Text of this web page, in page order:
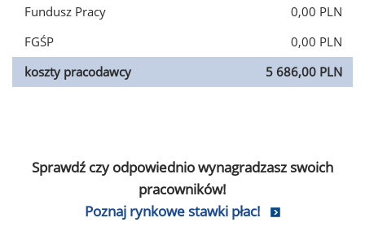
Fundusz Pracy
0,00 PLN
FGŚP
0,00 PLN
koszty pracodawcy
5 686,00 PLN
Sprawdź czy odpowiednio wynagradzasz swoich
pracowników!
Poznaj rynkowe stawki płac!